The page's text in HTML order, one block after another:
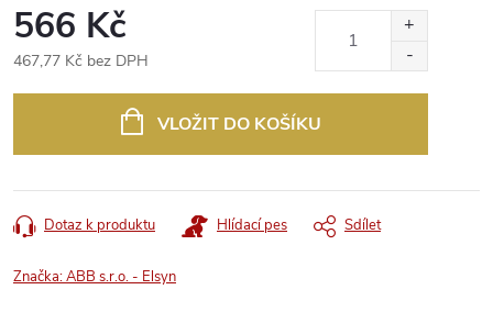
566 Kč
467,77 Kč bez DPH
VLOŽIT DO KOŠÍKU
Dotaz k produktu Hlídací pes Sdílet
Značka:ABB s.r.o. - Elsyn